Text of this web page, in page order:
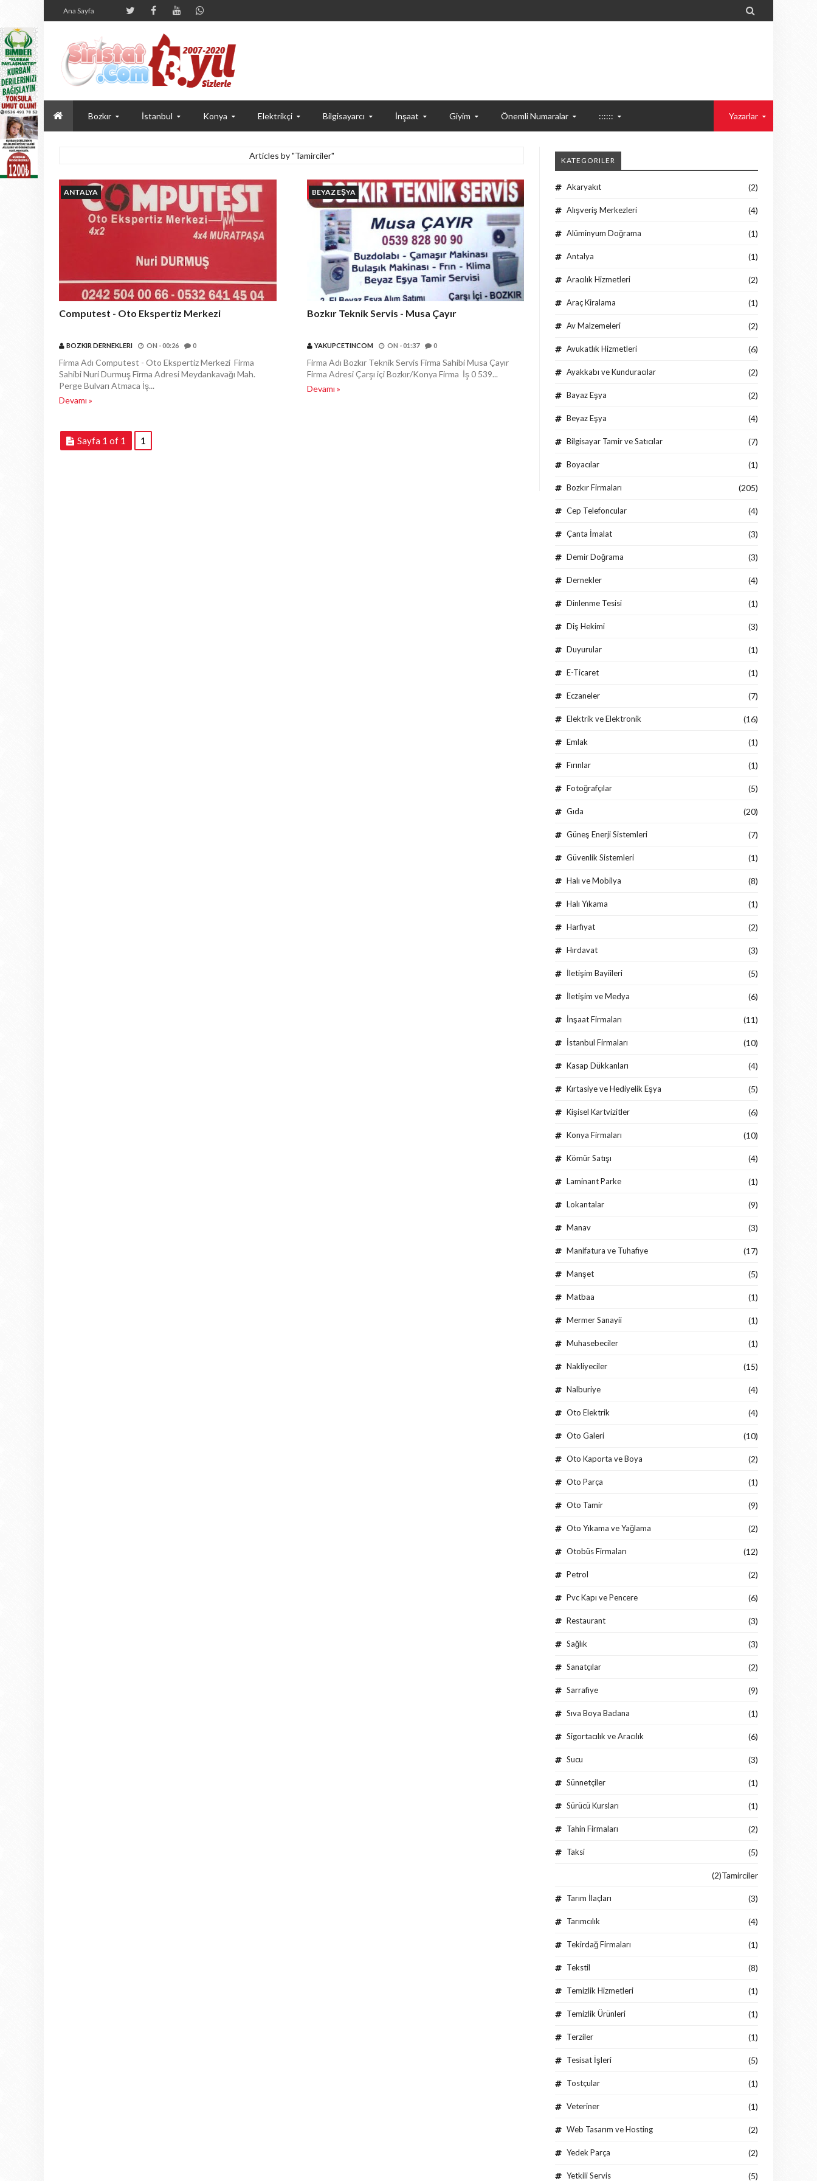
Ana Sayfa 
Bozkır İstanbul Konya Elektrikçi Bilgisayarcı İnşaat Giyim Önemli Numaralar :::::: Yazarlar
Articles by "Tamirciler"
ANTALYA
Computest - Oto Ekspertiz Merkezi
BOZKIR DERNEKLERI ON -00:26 0
Firma Adı Computest - Oto Ekspertiz Merkezi Firma
Sahibi Nuri Durmuş Firma Adresi Meydankavağı Mah.
Perge Bulvarı Atmaca İş...
Devamı »
BEYAZ EŞYA
Bozkır Teknik Servis - Musa Çayır
YAKUPCETINCOM ON -01:37 0
Firma Adı Bozkır Teknik Servis Firma Sahibi Musa Çayır
Firma Adresi Çarşı içi Bozkır/Konya Firma İş 0 539...
Devamı »
Sayfa 1 of 1 1
KATEGORILER
Akaryakıt (2)
Alışveriş Merkezleri (4)
Alüminyum Doğrama (1)
Antalya (1)
Aracılık Hizmetleri (2)
Araç Kiralama (1)
Av Malzemeleri (2)
Avukatlık Hizmetleri (6)
Ayakkabı ve Kunduracılar (2)
Bayaz Eşya (2)
Beyaz Eşya (4)
Bilgisayar Tamir ve Satıcılar (7)
Boyacılar (1)
Bozkır Firmaları (205)
Cep Telefoncular (4)
Çanta İmalat (3)
Demir Doğrama (3)
Dernekler (4)
Dinlenme Tesisi (1)
Diş Hekimi (3)
Duyurular (1)
E-Ticaret (1)
Eczaneler (7)
Elektrik ve Elektronik (16)
Emlak (1)
Fırınlar (1)
Fotoğrafçılar (5)
Gıda (20)
Güneş Enerji Sistemleri (7)
Güvenlik Sistemleri (1)
Halı ve Mobilya (8)
Halı Yıkama (1)
Harfiyat (2)
Hırdavat (3)
İletişim Bayiileri (5)
İletişim ve Medya (6)
İnşaat Firmaları (11)
İstanbul Firmaları (10)
Kasap Dükkanları (4)
Kırtasiye ve Hediyelik Eşya (5)
Kişisel Kartvizitler (6)
Konya Firmaları (10)
Kömür Satışı (4)
Laminant Parke (1)
Lokantalar (9)
Manav (3)
Manifatura ve Tuhafiye (17)
Manşet (5)
Matbaa (1)
Mermer Sanayii (1)
Muhasebeciler (1)
Nakliyeciler (15)
Nalburiye (4)
Oto Elektrik (4)
Oto Galeri (10)
Oto Kaporta ve Boya (2)
Oto Parça (1)
Oto Tamir (9)
Oto Yıkama ve Yağlama (2)
Otobüs Firmaları (12)
Petrol (2)
Pvc Kapı ve Pencere (6)
Restaurant (3)
Sağlık (3)
Sanatçılar (2)
Sarrafiye (9)
Sıva Boya Badana (1)
Sigortacılık ve Aracılık (6)
Sucu (3)
Sünnetçiler (1)
Sürücü Kursları (1)
Tahin Firmaları (2)
Taksi (5)
Tamirciler
(2)
Tarım İlaçları (3)
Tarımcılık (4)
Tekirdağ Firmaları (1)
Tekstil (8)
Temizlik Hizmetleri (1)
Temizlik Ürünleri (1)
Terziler (1)
Tesisat İşleri (5)
Tostçular (1)
Veteriner (1)
Web Tasarım ve Hosting (2)
Yedek Parça (2)
Yetkili Servis (5)